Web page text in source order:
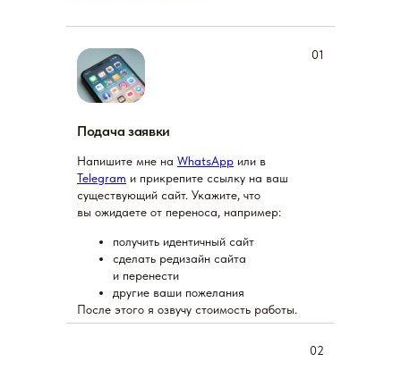
01
02
Напишите мне на WhatsApp или в
Telegram и прикрепите ссылку на ваш
существующий сайт. Укажите, что
вы ожидаете от переноса, например:
получить идентичный сайт
сделать редизайн сайта
и перенести
другие ваши пожелания
После этого я озвучу стоимость работы.
Подача заявки